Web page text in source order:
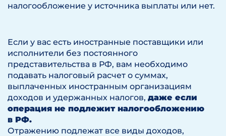
налогообложение у источника выплаты или нет.
Если у вас есть иностранные поставщики или
исполнители без постоянного
представительства в РФ, вам необходимо
подавать налоговый расчет о суммах,
выплаченных иностранным организациям
доходов и удержанных налогов, даже если
операция не подлежит налогообложению
в РФ.
Отражению подлежат все виды доходов,